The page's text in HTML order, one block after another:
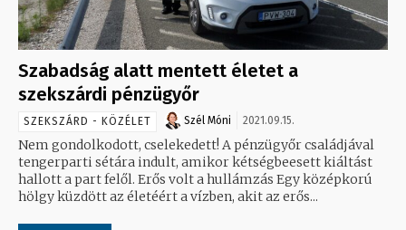
Szabadság alatt mentett életet a
szekszárdi pénzügyőr
SZEKSZÁRD - KÖZÉLET Szél Móni 2021.09.15.
Nem gondolkodott, cselekedett! A pénzügyőr családjával
tengerparti sétára indult, amikor kétségbeesett kiáltást
hallott a part felől. Erős volt a hullámzás Egy középkorú
hölgy küzdött az életéért a vízben, akit az erős...